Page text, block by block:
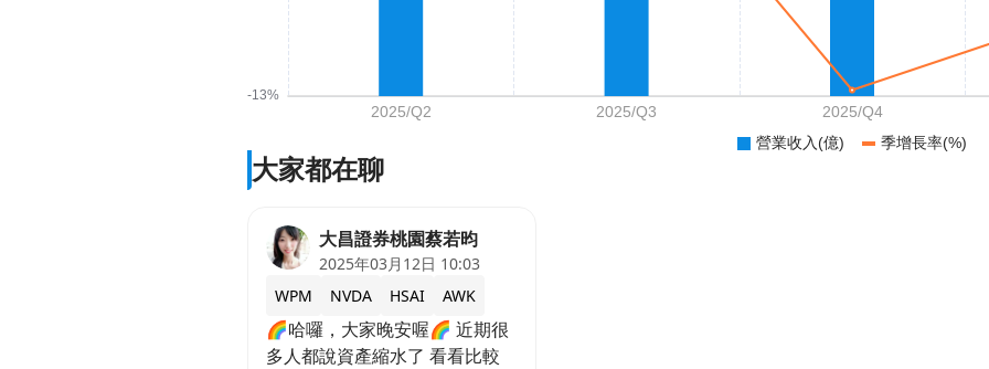
大家都在聊
大昌證券桃園蔡若昀
2025年03月12日 10:03
WPM
NVDA HSAI AWK
🌈哈囉，大家晚安喔🌈 近期很
多人都說資產縮水了 看看比較